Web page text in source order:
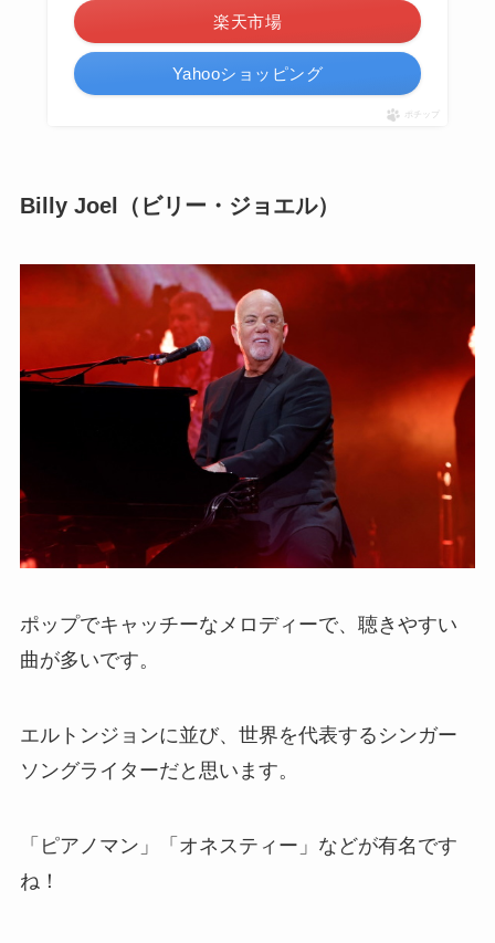
楽天市場
Yahooショッピング
ポチップ
Billy Joel（ビリー・ジョエル）
ポップでキャッチーなメロディーで、聴きやすい
曲が多いです。
エルトンジョンに並び、世界を代表するシンガー
ソングライターだと思います。
「ピアノマン」「オネスティー」などが有名です
ね！